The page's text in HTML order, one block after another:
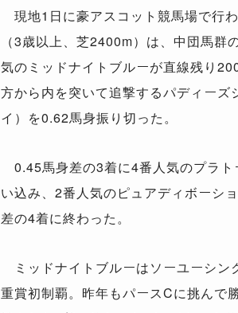
現地1日に豪アスコット競馬場で行
（3歳以上、芝2400m）は、中団馬群
気のミッドナイトブルーが直線残り
方から内を突いて追撃するパディーズ
イ）を0.62馬身振り切った。
0.45馬身差の3着に4番人気のプラト
い込み、2番人気のピュアディボーシ
差の4着に終わった。
ミッドナイトブルーはソーユーシン
重賞初制覇。昨年もパースCに挑んで